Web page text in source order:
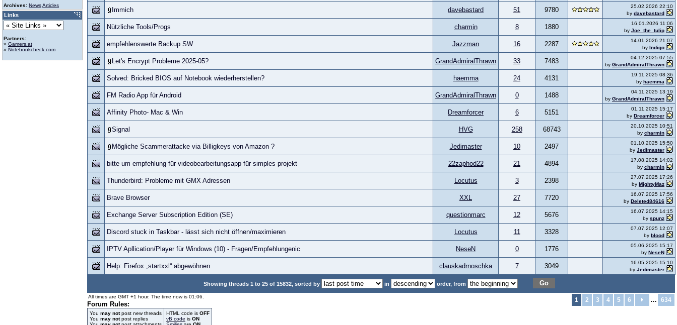
Immich davebastard 51 9780
25.02.2026 22:10
by davebastard
Nützliche Tools/Progs charmin 8 1880
16.01.2026 11:06
by Joe_the_tulip
empfehlenswerte Backup SW Jazzman 16 2287
14.01.2026 21:07
by Indigo
Let's Encrypt Probleme 2025-05? GrandAdmiralThrawn 33 7483
04.12.2025 07:55
by GrandAdmiralThrawn
Solved: Bricked BIOS auf Notebook wiederherstellen? haemma 24 4131
19.11.2025 08:36
by haemma
FM Radio App für Android GrandAdmiralThrawn 0 1488
04.11.2025 13:19
by GrandAdmiralThrawn
Affinity Photo- Mac & Win Dreamforcer 6 5151
01.11.2025 15:17
by Dreamforcer
Signal HVG 258 68743
20.10.2025 10:51
by charmin
Mögliche Scammerattacke via Billigkeys von Amazon ? Jedimaster 10 2497
01.10.2025 15:50
by Jedimaster
bitte um empfehlung für videobearbeitungsapp für simples projekt 22zaphod22 21 4894
17.08.2025 14:02
by charmin
Thunderbird: Probleme mit GMX Adressen Locutus 3 2398
27.07.2025 17:26
by MightyMaz
Brave Browser XXL 27 7720
16.07.2025 17:56
by Deleted84616
Exchange Server Subscription Edition (SE) questionmarc 12 5676
16.07.2025 14:15
by spunz
Discord stuck in Taskbar - lässt sich nicht öffnen/maximieren Locutus 11 3328
07.07.2025 12:07
by blood
IPTV Apllication/Player für Windows (10) - Fragen/Empfehlungenic NeseN 0 1776
05.06.2025 15:17
by NeseN
Help: Firefox „startxxl“ abgewöhnen clauskadrnoschka 7 3049
16.05.2025 15:10
by Jedimaster
Showing threads 1 to 25 of 15832, sorted by in order, from Go
1 2 3 4 5 6 … 634
All times are GMT +1 hour. The time now is 01:06.
Forum Rules:
You may notpost new threads
You may notpost replies
HTML code is OFF
vB code is ON
Archives: NewsArticles
Links
Partners:
» Gamers.at
» Notebookcheck.com